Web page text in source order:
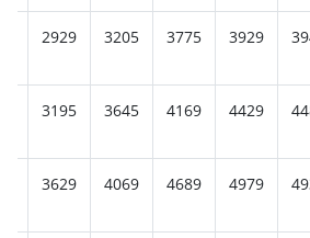
2929 3205 3775 3929
3195 3645 4169 4429
3629 4069 4689 4979